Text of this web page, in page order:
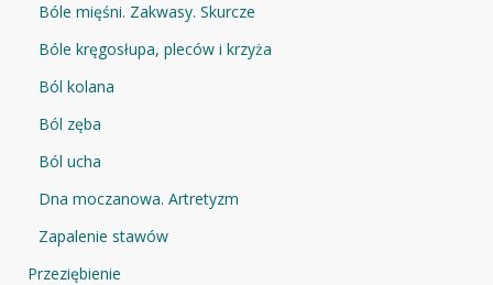
Bóle mięśni. Zakwasy. Skurcze
Bóle kręgosłupa, pleców i krzyża
Ból kolana
Ból zęba
Ból ucha
Dna moczanowa. Artretyzm
Zapalenie stawów
Przeziębienie